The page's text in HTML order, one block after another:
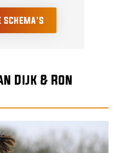
SCHEMA'S
Dijk & Ron